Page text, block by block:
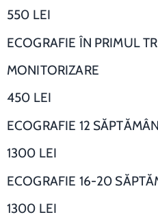
550 LEI
ECOGRAFIE ÎN PRIMUL
MONITORIZARE
450 LEI
ECOGRAFIE 12
1300 LEI
ECOGRAFIE 16-20
1300 LEI